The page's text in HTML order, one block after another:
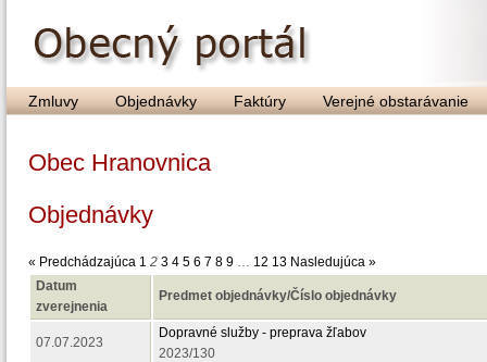
Zmluvy Objednávky Faktúry Verejné obstarávanie
Obec Hranovnica
Objednávky
« Predchádzajúca 1 2 3 4 5 6 7 8 9 … 12 13 Nasledujúca »
Datum
zverejnenia
Predmet objednávky/Číslo objednávky
07.07.2023
Dopravné služby - preprava žľabov
2023/130